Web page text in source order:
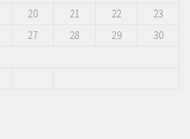
20 21 22
23
27 28 29
30